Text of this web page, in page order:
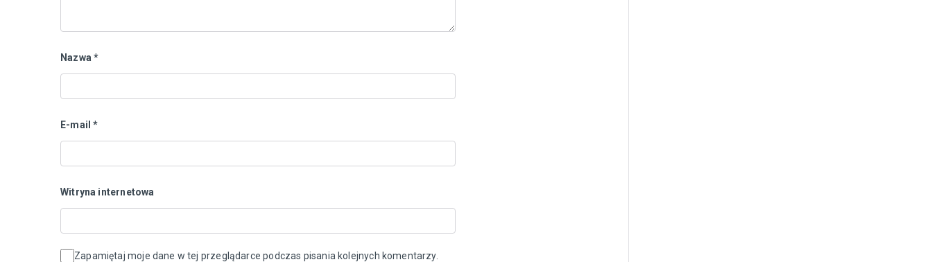
Nazwa*
E-mail*
Witryna internetowa
Zapamiętaj moje dane w tej przeglądarce podczas pisania kolejnych komentarzy.